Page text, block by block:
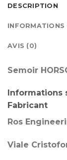
DESCRIPTION
INFORMATIONS
AVIS (0)
Semoir
Fabricant
Ros
Viale